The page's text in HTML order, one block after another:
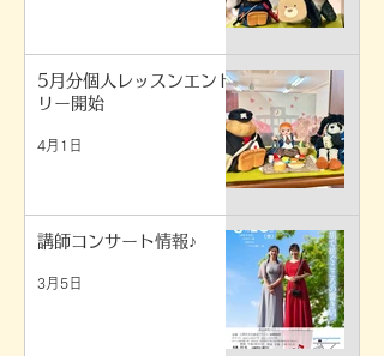
5月分個人レッスンエント
リー開始
4月1日
講師コンサート情報♪
3月5日